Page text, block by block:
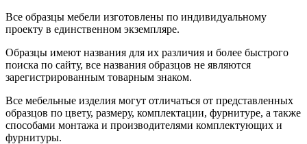
Все образцы мебели изготовлены по индивидуальному
проекту в единственном экземпляре.
Образцы имеют названия для их различия и более быстрого
поиска по сайту, все названия образцов не являются
зарегистрированным товарным знаком.
Все мебельные изделия могут отличаться от представленных
образцов по цвету, размеру, комплектации, фурнитуре, а также
способами монтажа и производителями комплектующих и
фурнитуры.